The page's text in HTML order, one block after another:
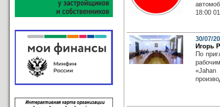
18:00
30/07/
Игорь
По